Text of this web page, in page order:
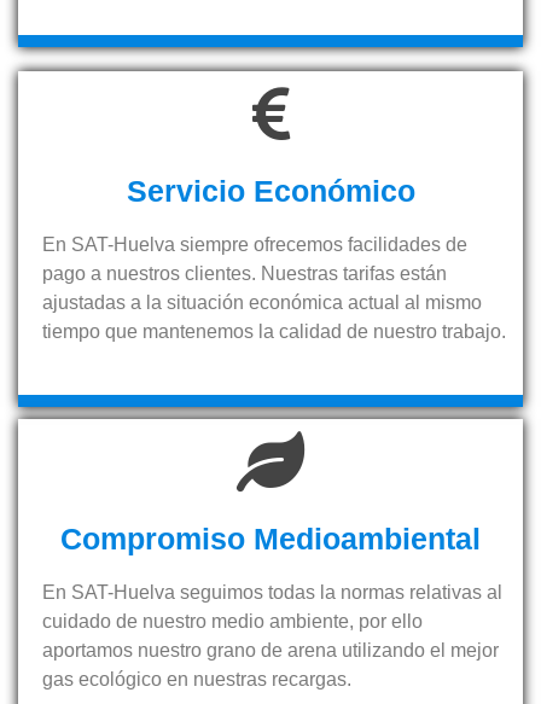
Servicio Económico
En SAT-Huelva siempre ofrecemos facilidades de
pago a nuestros clientes. Nuestras tarifas están
ajustadas a la situación económica actual al mismo
tiempo que mantenemos la calidad de nuestro trabajo.
Compromiso Medioambiental
En SAT-Huelva seguimos todas la normas relativas al
cuidado de nuestro medio ambiente, por ello
aportamos nuestro grano de arena utilizando el mejor
gas ecológico en nuestras recargas.